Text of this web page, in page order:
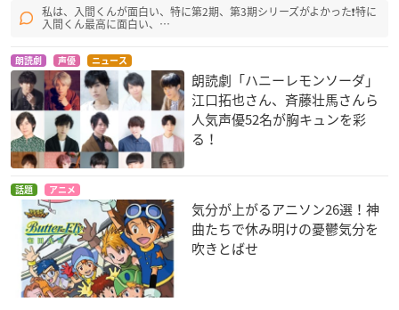
萌香 土間うまる
わしも-wasimo-(第
2シリーズ)
ひより
わしも-wasimo-
私は、入間くんが面白い、特に第2期、第3期シリーズがよかった❗特に
入間くん最高に面白い、…
朗読劇 声優 ニュース
朗読劇「ハニーレモンソーダ」
江口拓也さん、斉藤壮馬さんら
人気声優52名が胸キュンを彩
る！
話題 アニメ
気分が上がるアニソン26選！神
曲たちで休み明けの憂鬱気分を
吹きとばせ